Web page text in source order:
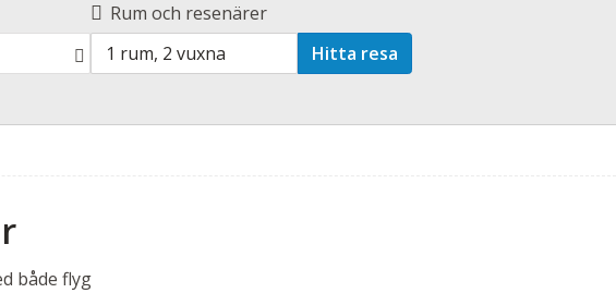
Rum och resenärer
1 rum, 2 vuxna
Hitta resa
både flyg